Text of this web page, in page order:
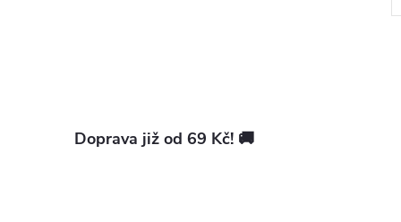
Doprava již od 69 Kč! 🚚